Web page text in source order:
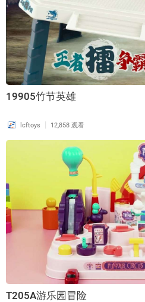
19905竹节英雄
lcftoys | 12,858 观看
T205A游乐园冒险